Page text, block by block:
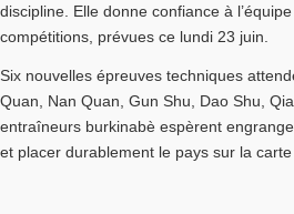
discipline. Elle donne confiance à
compétitions, prévues ce lundi 23 juin.
Six nouvelles épreuves techniques
Quan, Nan Quan, Gun Shu, Dao Shu,
entraîneurs burkinabè espèrent
et placer durablement le pays sur la